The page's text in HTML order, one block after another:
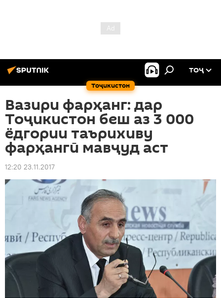
Тоҷикистон
ТОҶ
Вазири фарҳанг: дар
Тоҷикистон беш аз 3 000
ёдгории таърихиву
фарҳангӣ мавҷуд аст
12:20 23.11.2017